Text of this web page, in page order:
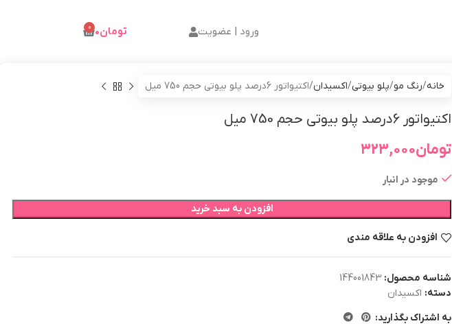
ورود | عضویت تومان۰ 0
خانه رنگ مو پلو بیوتی اکسیدان اکتیواتور 6درصد پلو بیوتی حجم 750 میل
اکتیواتور 6درصد پلو بیوتی حجم 750 میل
تومان۳۲۳,۰۰۰
موجود در انبار
افزودن به سبد خرید
افزودن به علاقه مندی
شناسه محصول: 144001843
دسته: اکسیدان
به اشتراک بگذارید: